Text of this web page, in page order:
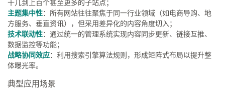
十几到上百个甚至更多的子站点；
主题集中性：所有网站往往聚焦于同一行业领域（如电商导购、地
方服务、垂直资讯），但采用差异化的内容角度切入；
技术联动性：通过统一的管理系统实现内容同步更新、链接互推、
数据监控等功能；
战略协同效应：利用搜索引擎算法规则，形成矩阵式布局以提升整
体曝光率。
典型应用场景